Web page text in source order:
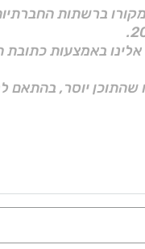
ברשתות
באמצעות כתובת
שהתוכן יוסר, בהתאם